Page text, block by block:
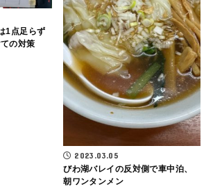
1点足らず
の対策
2023.03.05
びわ湖バレイの反対側で車中泊、
朝ワンタンメン